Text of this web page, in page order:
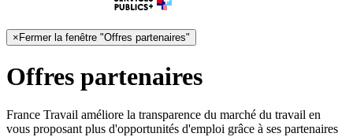
×Fermer la fenêtre "Offres partenaires"
Offres partenaires
France Travail améliore la transparence du marché du travail en
vous proposant plus d'opportunités d'emploi grâce à ses partenaires